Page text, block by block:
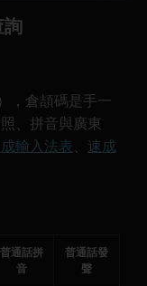
詢
，倉頡碼是手一
、拼音與廣東
輸入法表、 速成
普通話拼
音
普通話發
聲